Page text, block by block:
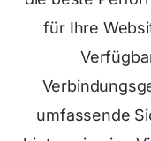
für Ihre
umfassende